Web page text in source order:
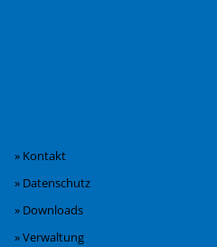
» Kontakt
» Datenschutz
» Downloads
» Verwaltung